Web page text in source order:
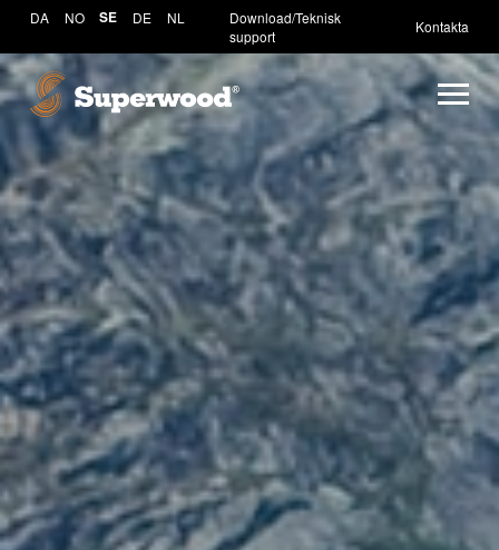
DA NO SE DE NL
Download/Teknisk
support
Kontakta